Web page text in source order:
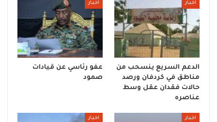
اخبار
الدعم السريع ينسحب من
مناطق في كردفان ورصد
حالات فقدان عقل وسط
عناصره
اخبار
عفو رئاسي عن قيادات
صمود
اخبار اخبار